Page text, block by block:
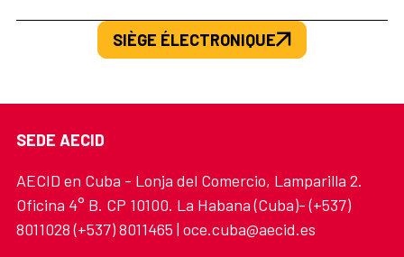
SIÈGE ÉLECTRONIQUE
SEDE AECID
AECID en Cuba - Lonja del Comercio, Lamparilla 2.
Oficina 4° B. CP 10100. La Habana (Cuba)- (+537)
8011028 (+537) 8011465 | oce.cuba@aecid.es